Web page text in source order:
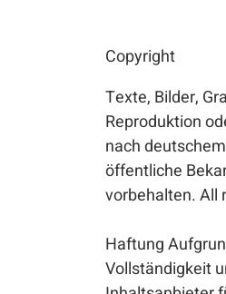
Copyright
Texte, Bilder,
Reproduktion
nach
öffentliche
vorbehalten. All
Haftung
Vollständigkeit